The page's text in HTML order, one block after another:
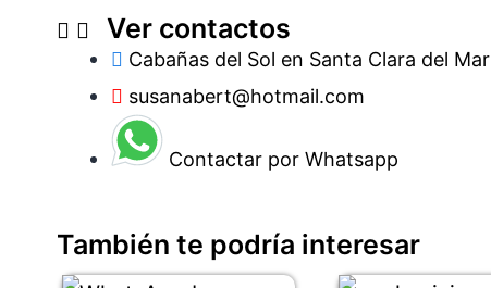
Ver contactos
Cabañas del Sol en Santa Clara del Mar
susanabert@hotmail.com
Contactar por Whatsapp
También te podría interesar